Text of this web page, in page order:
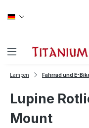
Lampen Fahrrad und E-
Lupine
Mount